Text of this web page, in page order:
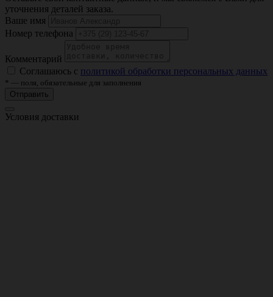
уточнения деталей заказа.
Ваше имя
Номер телефона
Комментарий
Соглашаюсь с политикой обработки персональных данных
* — поля, обязательные для заполнения
Отправить
Условия доставки